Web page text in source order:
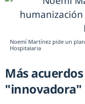
Noemí Martínez pide un
Hospitalaria
Más
"innovadora"